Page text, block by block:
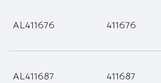
AL411676 411676
AL411687 411687